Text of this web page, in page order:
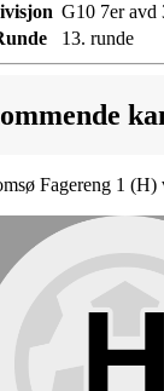
G10 7er avd
13. runde
Fagereng 1